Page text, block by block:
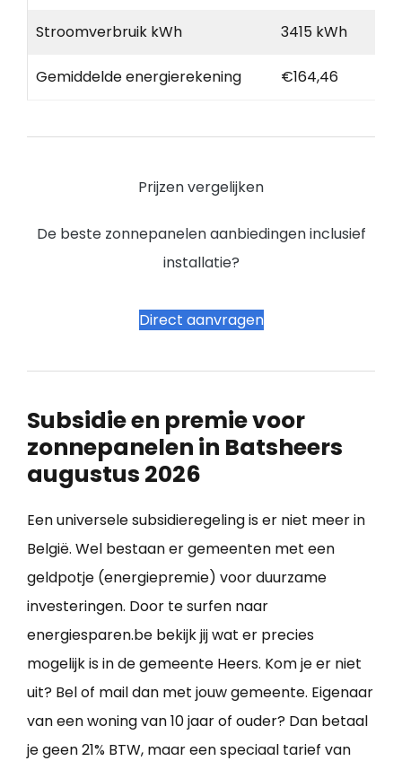
Stroomverbruik kWh 3415 kWh
Gemiddelde energierekening €164,46
Prijzen vergelijken
De beste zonnepanelen aanbiedingen inclusief
installatie?
Direct aanvragen
Subsidie en premie voor
zonnepanelen in Batsheers
augustus 2026
Een universele subsidieregeling is er niet meer in
België. Wel bestaan er gemeenten met een
geldpotje (energiepremie) voor duurzame
investeringen. Door te surfen naar
energiesparen.be bekijk jij wat er precies
mogelijk is in de gemeente Heers. Kom je er niet
uit? Bel of mail dan met jouw gemeente. Eigenaar
van een woning van 10 jaar of ouder? Dan betaal
je geen 21% BTW, maar een speciaal tarief van